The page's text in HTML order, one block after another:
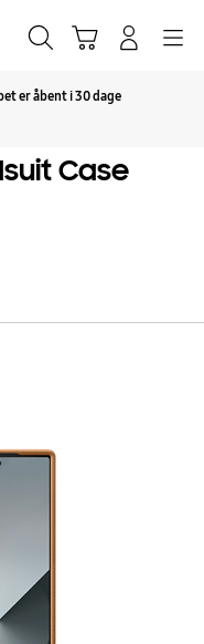
er åbent i 30 dage
Case